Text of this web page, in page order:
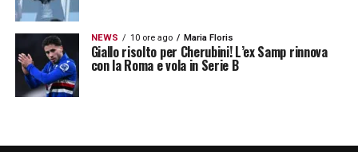
NEWS 10 ore ago Maria Floris
Giallo risolto per Cherubini! L’ex Samp rinnova
con la Roma e vola in Serie B